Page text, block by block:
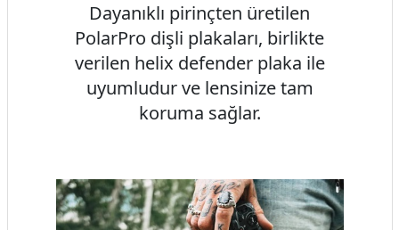
Dayanıklı pirinçten üretilen
PolarPro dişli plakaları, birlikte
verilen helix defender plaka ile
uyumludur ve lensinize tam
koruma sağlar.